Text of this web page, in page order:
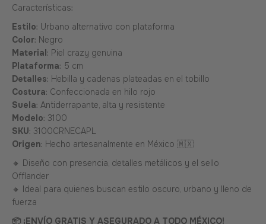
Características:
Estilo: Urbano alternativo con plataforma
Color: Negro
Material: Piel crazy genuina
Plataforma: 5 cm
Detalles: Hebilla y cadenas plateadas en el tobillo
Costura: Confeccionada en hilo rojo
Suela: Antiderrapante, alta y resistente
Modelo: 3100
SKU: 3100CRNECAPL
Origen: Hecho artesanalmente en México 🇲🇽
🔸 Diseño con presencia, detalles metálicos y el sello
Offlander
🔸 Ideal para quienes buscan estilo oscuro, urbano y lleno de
fuerza
📦 ¡ENVÍO GRATIS Y ASEGURADO A TODO MÉXICO!